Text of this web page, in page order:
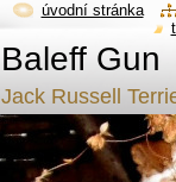
Baleff Gun
Jack Russell
úvodní stránka